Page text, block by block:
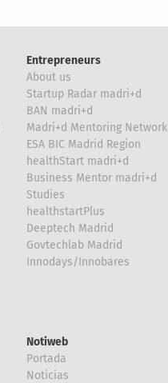
Entrepreneurs
About us
Startup Radar madri+d
BAN madri+d
Madri+d Mentoring Network
ESA BIC Madrid Region
healthStart madri+d
Business Mentor madri+d
Studies
healthstartPlus
Deeptech Madrid
Govtechlab Madrid
Innodays/Innobares
Notiweb
Portada
Noticias